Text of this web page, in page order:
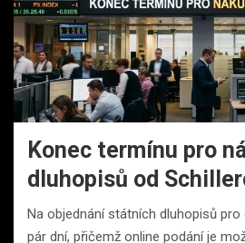
Konec termínu pro
dluhopisů od
Na objednání státních dluhopisů pro
pár dní, přičemž online podání je